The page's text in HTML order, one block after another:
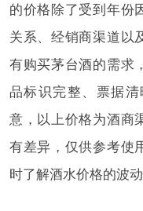
的价格除了受到年份
关系、经销商渠道以
有购买茅台酒的需求
品标识完整、票据
意，以上价格为酒商
有差异，仅供参考使
时了解酒水价格的波动